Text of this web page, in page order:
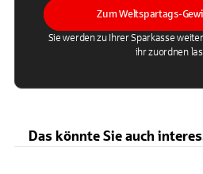
Zum Weltspartags-
Sie werden zu Ihrer Sparkasse
ihr zuordnen
Das könnte Sie auch